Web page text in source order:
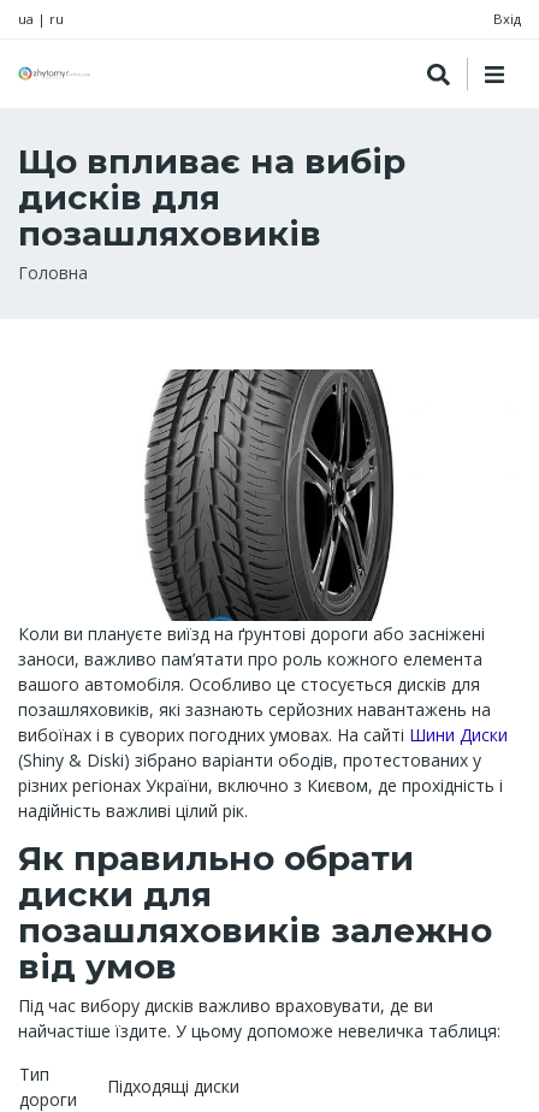
ua | ru Вхід
Що впливає на вибір
дисків для
позашляховиків
Рядок
Головна
Коли ви плануєте виїзд на ґрунтові дороги або засніжені
заноси, важливо пам’ятати про роль кожного елемента
вашого автомобіля. Особливо це стосується дисків для
позашляховиків, які зазнають серйозних навантажень на
вибоїнах і в суворих погодних умовах. На сайті Шини Диски
(Shiny & Diski) зібрано варіанти ободів, протестованих у
різних регіонах України, включно з Києвом, де прохідність і
надійність важливі цілий рік.
Як правильно обрати
диски для
позашляховиків залежно
від умов
Під час вибору дисків важливо враховувати, де ви
найчастіше їздите. У цьому допоможе невеличка таблиця:
Тип
дороги
Підходящі диски